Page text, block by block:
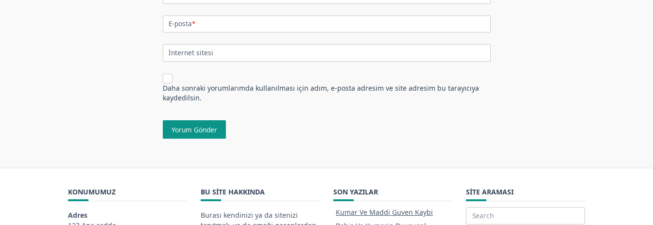
E-posta*
İnternet sitesi
Daha sonraki yorumlarımda kullanılması için adım, e-posta adresim ve site adresim bu tarayıcıya
kaydedilsin.
KONUMUMUZ
Adres
BU SITE HAKKINDA
Burası kendinizi ya da sitenizi
SON YAZILAR
Kumar Ve Maddi Guven Kaybi
SITE ARAMASI
Search